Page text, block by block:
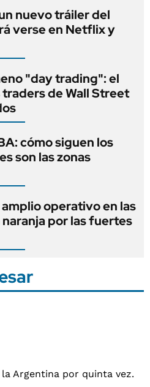
nuevo tráiler del
verse en Netflix y
"day trading": el
de Wall Street
cómo siguen los
son las zonas
operativo en las
por las fuertes